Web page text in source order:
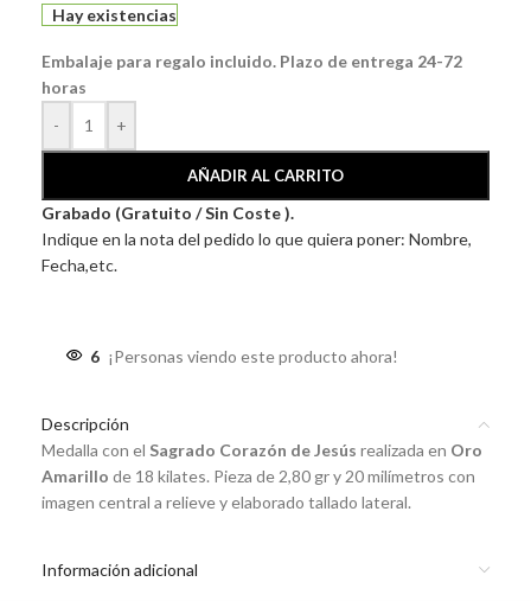
Hay existencias
Embalaje para regalo incluido. Plazo de entrega 24-72
horas
-
+
AÑADIR AL CARRITO
Grabado (Gratuito / Sin Coste ).
Indique en la nota del pedido lo que quiera poner: Nombre,
Fecha,etc.
6 ¡Personas viendo este producto ahora!
Descripción
Medalla con el Sagrado Corazón de Jesús realizada en Oro
Amarillo de 18 kilates. Pieza de 2,80 gr y 20 milímetros con
imagen central a relieve y elaborado tallado lateral.
Información adicional